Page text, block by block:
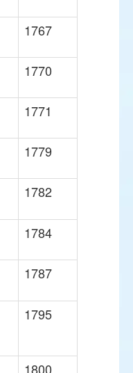
1767
1770
1771
1779
1782
1784
1787
1795
1800